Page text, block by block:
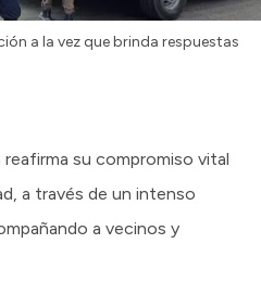
a la vez que brinda respuestas
reafirma su compromiso vital
a través de un intenso
a vecinos y